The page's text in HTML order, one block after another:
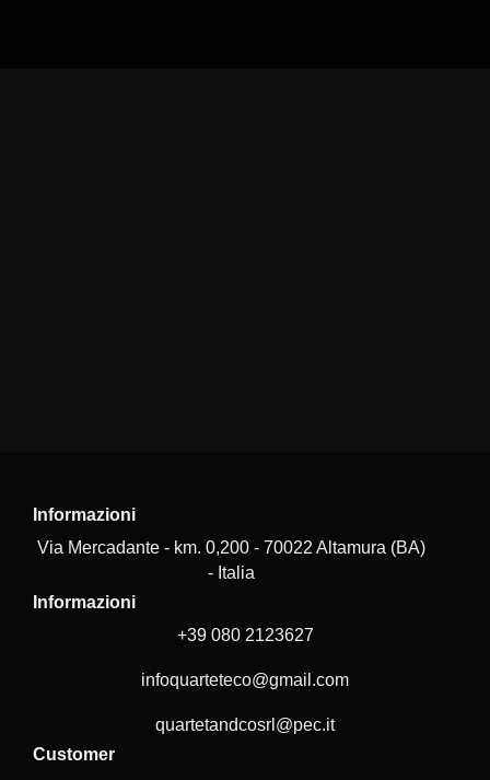
Informazioni
Via Mercadante - km. 0,200 - 70022 Altamura (BA)
- Italia
Informazioni
+39 080 2123627
infoquarteteco@gmail.com
quartetandcosrl@pec.it
Customer